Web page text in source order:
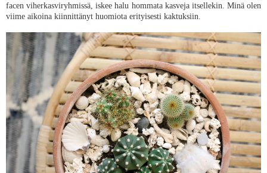
facen viherkasviryhmissä, iskee halu hommata kasveja itsellekin. Minä olen
viime aikoina kiinnittänyt huomiota erityisesti kaktuksiin.